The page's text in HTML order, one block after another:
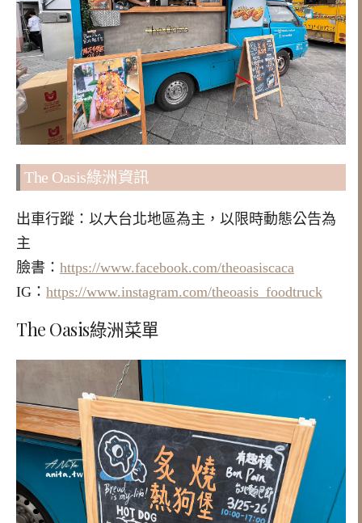
The Oasis綠洲資訊
出車行蹤：以大台北地區為主，以限時動態公告為
主
臉書： https://www.facebook.com/theoasiscaca
IG： https://www.instagram.com/theoasis_foodtruck
The Oasis綠洲菜單